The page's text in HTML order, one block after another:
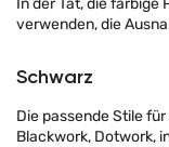
In der Tat, die
verwenden, die
Schwarz
Die passende Stile
Blackwork, Dotwork,